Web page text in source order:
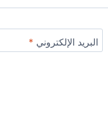
البريد الإلكتروني *